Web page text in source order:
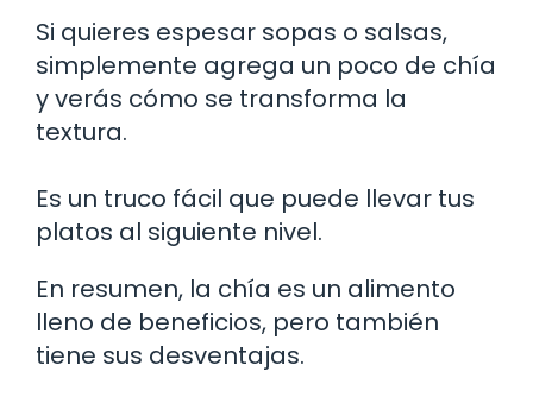
Si quieres espesar sopas o salsas,
simplemente agrega un poco de chía
y verás cómo se transforma la
textura.
Es un truco fácil que puede llevar tus
platos al siguiente nivel.
En resumen, la chía es un alimento
lleno de beneficios, pero también
tiene sus desventajas.